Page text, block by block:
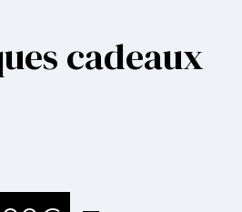
cadeaux